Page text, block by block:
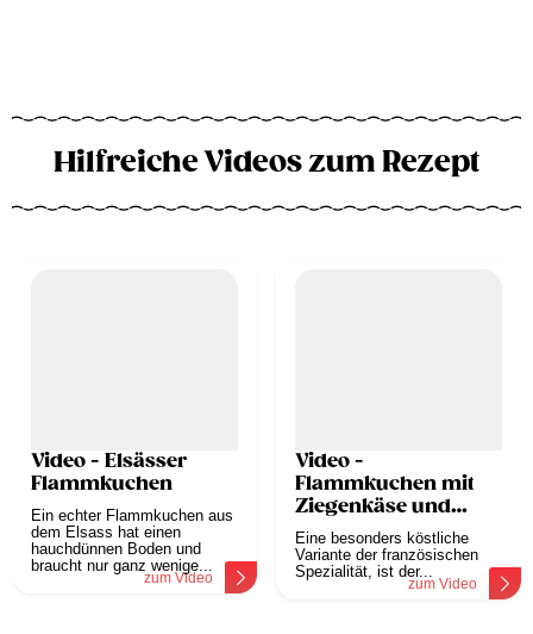
Hilfreiche Videos zum Rezept
Video - Elsässer
Flammkuchen
Ein echter Flammkuchen aus
dem Elsass hat einen
hauchdünnen Boden und
braucht nur ganz wenige...
zum Video
Video -
Flammkuchen mit
Ziegenkäse und
Feigen
Eine besonders köstliche
Variante der französischen
Spezialität, ist der...
zum Video